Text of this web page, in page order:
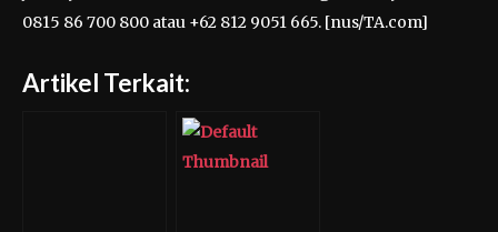
0815 86 700 800 atau +62 812 9051 665. [nus/TA.com]
Artikel Terkait: